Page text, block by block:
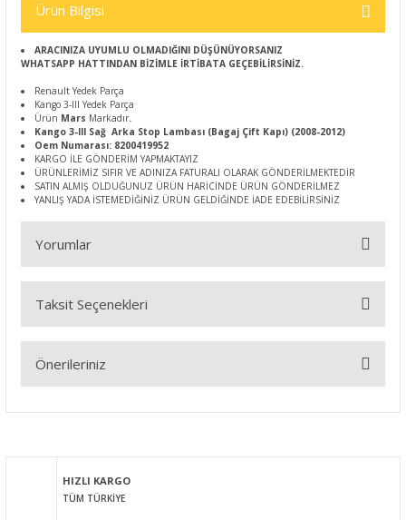
Ürün Bilgisi
ARACINIZA UYUMLU OLMADIĞINI DÜŞÜNÜYORSANIZ
WHATSAPP HATTINDAN BİZİMLE İRTİBATA GEÇEBİLİRSİNİZ.
Renault Yedek Parça
Kango 3-III Yedek Parça
Ürün Mars Markadır.
Kango 3-III Sağ Arka Stop Lambası (Bagaj Çift Kapı) (2008-2012)
Oem Numarası: 8200419952
KARGO İLE GÖNDERİM YAPMAKTAYIZ
ÜRÜNLERİMİZ SIFIR VE ADINIZA FATURALI OLARAK GÖNDERİLMEKTEDİR
SATIN ALMIŞ OLDUĞUNUZ ÜRÜN HARİCİNDE ÜRÜN GÖNDERİLMEZ
YANLIŞ YADA İSTEMEDİĞİNİZ ÜRÜN GELDİĞİNDE İADE EDEBİLİRSİNİZ
Yorumlar
Bu ürüne ilk yorumu siz yapın!
Taksit Seçenekleri
Önerileriniz
Görüş ve önerileriniz için teşekkür ederiz.
Ürün resmi kalitesiz, bozuk veya görüntülenemiyor.
HIZLI KARGO
TÜM TÜRKİYE